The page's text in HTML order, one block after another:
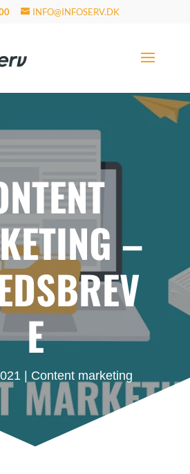
INFO@INFOSERV.DK
–
E
Content marketing